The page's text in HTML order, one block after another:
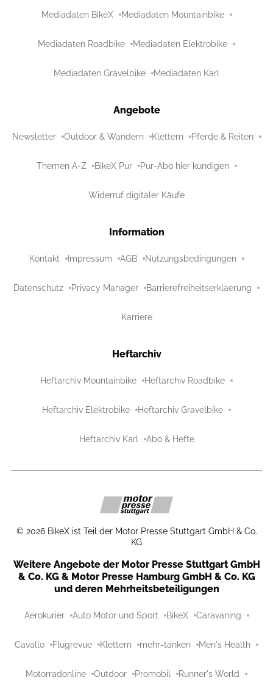
Mediadaten BikeX Mediadaten Mountainbike
Mediadaten Roadbike Mediadaten Elektrobike
Mediadaten Gravelbike Mediadaten Karl
Angebote
Newsletter Outdoor & Wandern Klettern Pferde & Reiten
Themen A-Z BikeX Pur Pur-Abo hier kündigen
Widerruf digitaler Käufe
Information
Kontakt Impressum AGB Nutzungsbedingungen
Datenschutz Privacy Manager Barrierefreiheitserklaerung
Karriere
Heftarchiv
Heftarchiv Mountainbike Heftarchiv Roadbike
Heftarchiv Elektrobike Heftarchiv Gravelbike
Heftarchiv Karl Abo & Hefte
© 2026 BikeX ist Teil der Motor Presse Stuttgart GmbH & Co.
KG
Weitere Angebote der Motor Presse Stuttgart GmbH
& Co. KG & Motor Presse Hamburg GmbH & Co. KG
und deren Mehrheitsbeteiligungen
Aerokurier Auto Motor und Sport BikeX Caravaning
Cavallo Flugrevue Klettern mehr-tanken Men's Health
Motorradonline Outdoor Promobil Runner's World